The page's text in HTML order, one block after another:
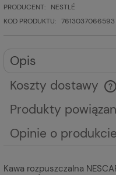
PRODUCENT:
NESTLÉ
KOD PRODUKTU: 7613037066593
Opis
Koszty dostawy
Cena nie zawiera
Produkty
Opinie o
Kawa rozpuszczalna